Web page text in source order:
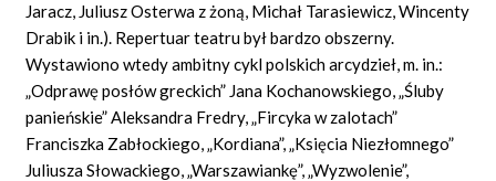
Jaracz, Juliusz Osterwa z żoną, Michał Tarasiewicz, Wincenty
Drabik i in.). Repertuar teatru był bardzo obszerny.
Wystawiono wtedy ambitny cykl polskich arcydzieł, m. in.:
„Odprawę posłów greckich” Jana Kochanowskiego, „Śluby
panieńskie” Aleksandra Fredry, „Fircyka w zalotach”
Franciszka Zabłockiego, „Kordiana”, „Księcia Niezłomnego”
Juliusza Słowackiego, „Warszawiankę”, „Wyzwolenie”,